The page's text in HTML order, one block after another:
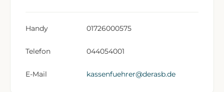
Handy 01726000575
Telefon 044054001
E-Mail kassenfuehrer@derasb.de